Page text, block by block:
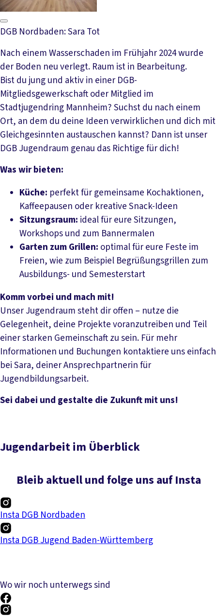
DGB Nordbaden: Sara Tot
Nach einem Wasserschaden im Frühjahr 2024 wurde
der Boden neu verlegt. Raum ist in Bearbeitung.
Bist du jung und aktiv in einer DGB-
Mitgliedsgewerkschaft oder Mitglied im
Stadtjugendring Mannheim? Suchst du nach einem
Ort, an dem du deine Ideen verwirklichen und dich mit
Gleichgesinnten austauschen kannst? Dann ist unser
DGB Jugendraum genau das Richtige für dich!
Was wir bieten:
Küche: perfekt für gemeinsame Kochaktionen,
Kaffeepausen oder kreative Snack-Ideen
Sitzungsraum: ideal für eure Sitzungen,
Workshops und zum Bannermalen
Garten zum Grillen: optimal für eure Feste im
Freien, wie zum Beispiel Begrüßungsgrillen zum
Ausbildungs- und Semesterstart
Komm vorbei und mach mit!
Unser Jugendraum steht dir offen – nutze die
Gelegenheit, deine Projekte voranzutreiben und Teil
einer starken Gemeinschaft zu sein. Für mehr
Informationen und Buchungen kontaktiere uns einfach
bei Sara, deiner Ansprechpartnerin für
Jugendbildungsarbeit.
Sei dabei und gestalte die Zukunft mit uns!
Jugendarbeit im Überblick
Bleib aktuell und folge uns auf Insta
Insta DGB Nordbaden
Insta DGB Jugend Baden-Württemberg
Wo wir noch unterwegs sind